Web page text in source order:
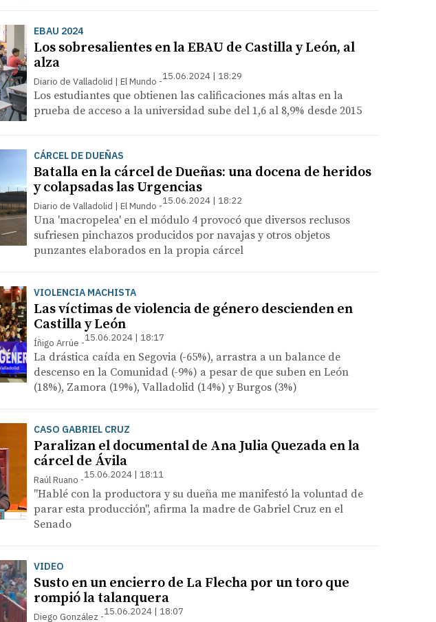
EBAU 2024
Los sobresalientes en la EBAU de Castilla y León, al
alza
Diario de Valladolid | El Mundo 15.06.2024 | 18:29
Los estudiantes que obtienen las calificaciones más altas en la
prueba de acceso a la universidad sube del 1,6 al 8,9% desde 2015
CÁRCEL DE DUEÑAS
Batalla en la cárcel de Dueñas: una docena de heridos
y colapsadas las Urgencias
Diario de Valladolid | El Mundo 15.06.2024 | 18:22
Una 'macropelea' en el módulo 4 provocó que diversos reclusos
sufriesen pinchazos producidos por navajas y otros objetos
punzantes elaborados en la propia cárcel
VIOLENCIA MACHISTA
Las víctimas de violencia de género descienden en
Castilla y León
Íñigo Arrúe 15.06.2024 | 18:17
La drástica caída en Segovia (-65%), arrastra a un balance de
descenso en la Comunidad (-9%) a pesar de que suben en León
(18%), Zamora (19%), Valladolid (14%) y Burgos (3%)
CASO GABRIEL CRUZ
Paralizan el documental de Ana Julia Quezada en la
cárcel de Ávila
Raúl Ruano 15.06.2024 | 18:11
​"Hablé con la productora y su dueña me manifestó la voluntad de
parar esta producción", afirma la madre de Gabriel Cruz en el
Senado
VIDEO
Susto en un encierro de La Flecha por un toro que
rompió la talanquera
Diego González 15.06.2024 | 18:07